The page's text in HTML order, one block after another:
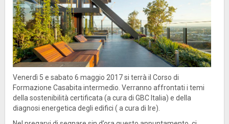
Venerdì 5 e sabato 6 maggio 2017 si terrà il Corso di
Formazione Casabita intermedio. Verranno affrontati i temi
della sostenibilità certificata (a cura di GBC Italia) e della
diagnosi energetica degli edifici ( a cura di Ire).